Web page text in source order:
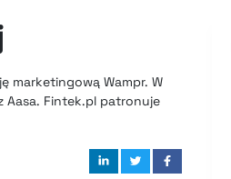
marketingową Wampr. W
Aasa. Fintek.pl patronuje